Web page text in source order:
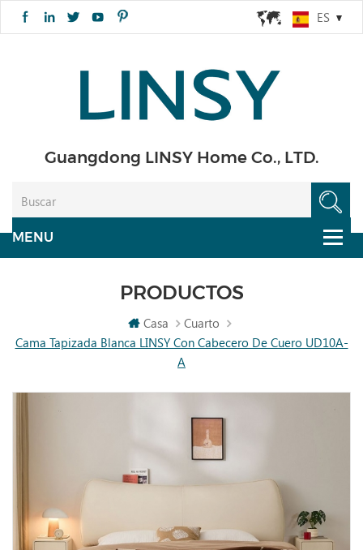
ES
Guangdong LINSY Home Co., LTD.
PRODUCTOS
Casa
Cuarto
Cama Tapizada Blanca LINSY Con Cabecero De Cuero UD10A-
A